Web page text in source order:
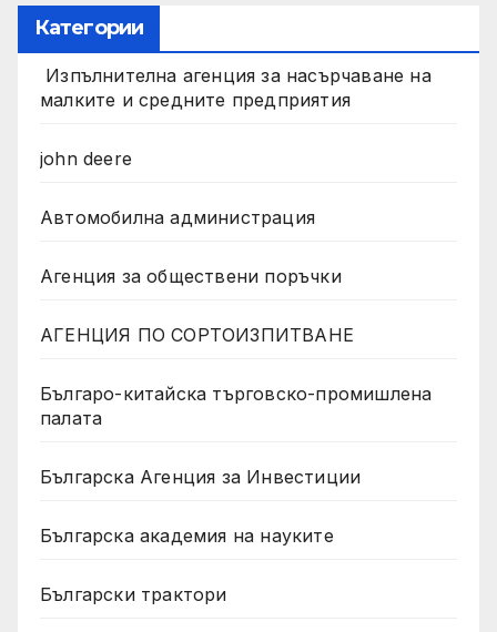
Категории
Изпълнителна агенция за насърчаване на
малките и средните предприятия
john deere
Автомобилна администрация
Агенция за обществени поръчки
АГЕНЦИЯ ПО СОРТОИЗПИТВАНЕ
Българо-китайска търговско-промишлена
палата
Българска Агенция за Инвестиции
Българска академия на науките
Български трактори